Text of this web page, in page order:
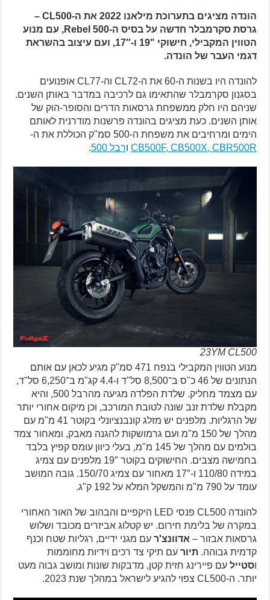
הונדה מציגים בתערוכת מילאנו 2022 את ה-CL500 –
גרסת סקרמבלר חדשה על בסיס ה-Rebel 500, עם מנוע
הטווין המקבילי, חישוקי "19 ו-17″, ועם עיצוב בהשראת
דגמי העבר של הונדה.
להונדה היו בשנות ה-60 את ה-CL72 וה-CL77 אופנועים
בסגנון סקרמבלר שהתאימו גם לרכיבה במדבר באותן השנים.
שניהם היו חלק ממשפחת גרסאות הדרים והסופר-הוק של
אותן השנים. כעת מציגים בהונדה פרשנות מודרנית לאותם
הימים ומרחיבים את משפחת ה-500 סמ"ק הכוללת את ה-
CB500F, CB500X, CBR500R ורבל 500 .
23YM CL500
מנוע הטווין המקבילי בנפח 471 סמ"ק מגיע לכאן עם אותם
הנתונים של 46 כ"ס ב־8,500 סל"ד ו-4.4 קג"מ ב־6,250 סל"ד,
עם מצמד מחליק. שלדת הפלדה מגיעה מהרבל 500, והיא
מקבלת שלדת זנב שונה לטובת המורכב, וכן מיקום אחורי יותר
של הרגליות. מלפנים יש מזלג קונבנציונלי בקוטר 41 מ"מ עם
מהלך של 150 מ"מ ועם גרמושקות להגנה מאבק, ומאחור צמד
בולמים עם מהלך של 145 מ"מ, בעלי כיוון עומס קפיץ בלבד
בחמישה מצבים. החישוקים בקוטר 19″ מלפנים עם צמיג
במידה 110/80 ו-17″ מאחור עם צמיג 150/70. גובה המושב
עומד על 790 מ"מ והמשקל המלא על 192 ק"ג.
להונדה CL500 פנסי LED היקפיים והבהוב של האור האחורי
במקרה של בלימת חירום. יש קטלוג אביזרים מכובד ושלוש
גרסאות אבזור – אדוונצ'ר עם מגני ידיים, רגליות שטח וכנף
קדמית גבוהה.תיור עם תיקי צד רכים וידיות מחוממות
וסטייל עם פיירינג חזית קטן, מדבקות שונות ומושב גבוה מעט
יותר. ה-CL500 צפוי להגיע לישראל במהלך שנת 2023.